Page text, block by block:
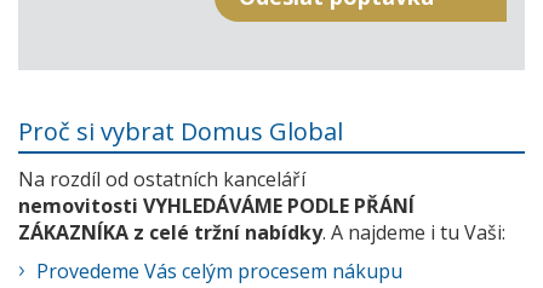
Proč si vybrat Domus Global
Na rozdíl od ostatních kanceláří
nemovitosti VYHLEDÁVÁME PODLE PŘÁNÍ
ZÁKAZNÍKA z celé tržní nabídky. A najdeme i tu Vaši:
Provedeme Vás celým procesem nákupu